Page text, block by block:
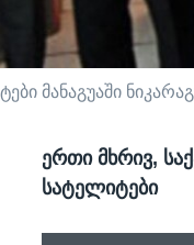
მანაგუაში
ერთი მხრივ,
სატელიტები